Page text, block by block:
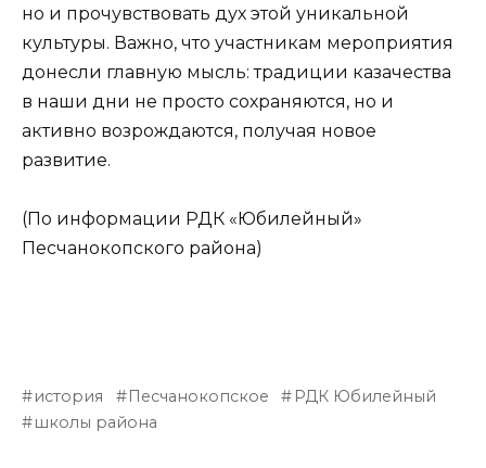
но и прочувствовать дух этой уникальной
культуры. Важно, что участникам мероприятия
донесли главную мысль: традиции казачества
в наши дни не просто сохраняются, но и
активно возрождаются, получая новое
развитие.
(По информации РДК «Юбилейный»
Песчанокопского района)
история Песчанокопское
РДК Юбилейный
школы района